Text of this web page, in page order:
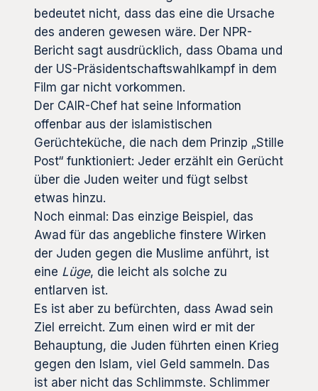
bedeutet nicht, dass das eine die Ursache
des anderen gewesen wäre. Der NPR-
Bericht sagt ausdrücklich, dass Obama und
der US-Präsidentschaftswahlkampf in dem
Film gar nicht vorkommen.
Der CAIR-Chef hat seine Information
offenbar aus der islamistischen
Gerüchteküche, die nach dem Prinzip „Stille
Post“ funktioniert: Jeder erzählt ein Gerücht
über die Juden weiter und fügt selbst
etwas hinzu.
Noch einmal: Das einzige Beispiel, das
Awad für das angebliche finstere Wirken
der Juden gegen die Muslime anführt, ist
eine Lüge, die leicht als solche zu
entlarven ist.
Es ist aber zu befürchten, dass Awad sein
Ziel erreicht. Zum einen wird er mit der
Behauptung, die Juden führten einen Krieg
gegen den Islam, viel Geld sammeln. Das
ist aber nicht das Schlimmste. Schlimmer